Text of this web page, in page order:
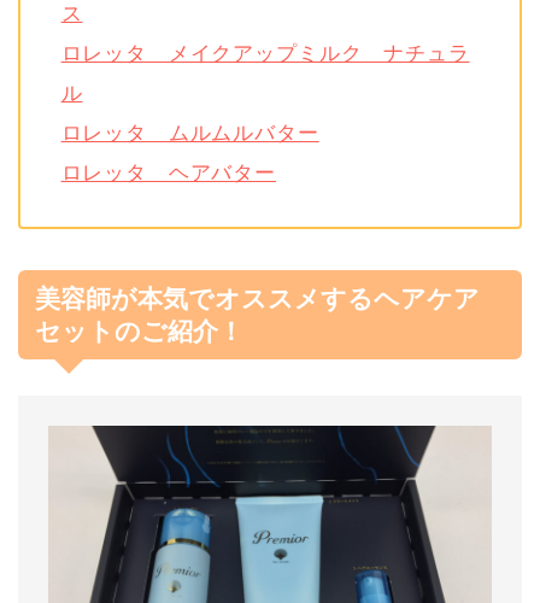
ス
ロレッタ メイクアップミルク ナチュラ
ル
ロレッタ ムルムルバター
ロレッタ ヘアバター
美容師が本気でオススメするヘアケア
セットのご紹介！